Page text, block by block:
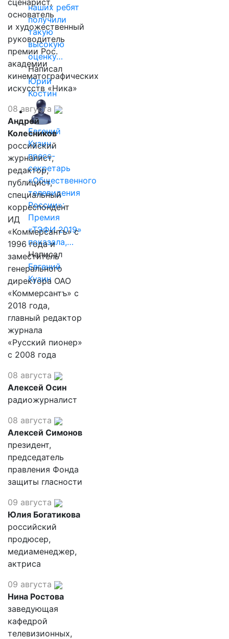
наших ребят
получили
такую
высокую
оценку…
Написал
Юрий
Костин
Евгений
Кузин,
пресс-
секретарь
«Общественного
телевидения
России»:
Премия
«ТЭФИ 2019»
показала,…
Написал
Евгений
Кузин
сценарист,
основатель
и художественный
руководитель
премии Рос.
академии
кинематографических
искусств «Ника»
08 августа
Андрей
Колесников
российский
журналист,
редактор,
публицист,
специальный
корреспондент
ИД
«Коммерсантъ» с
1996 года и
заместитель
генерального
директора ОАО
«Коммерсантъ» с
2018 года,
главный редактор
журнала
«Русский пионер»
с 2008 года
08 августа
Алексей Осин
радиожурналист
08 августа
Алексей Симонов
президент,
председатель
правления Фонда
защиты гласности
09 августа
Юлия Богатикова
российский
продюсер,
медиаменеджер,
актриса
09 августа
Нина Ростова
заведующая
кафедрой
телевизионных,